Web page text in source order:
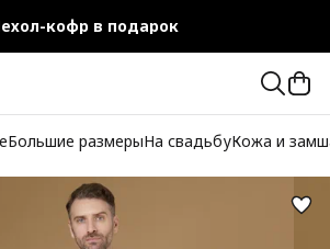
кофр в подарок
при заказе от 10 000 руб.
Большие размерыНа свадьбуКожа и